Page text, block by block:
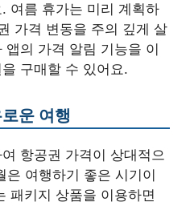
여름 휴가는 미리 계획하
가격 변동을 주의 깊게 살
의 가격 알림 기능을 이
구매할 수 있어요.
운 여행
항공권 가격이 상대적으
여행하기 좋은 시기이
패키지 상품을 이용하면